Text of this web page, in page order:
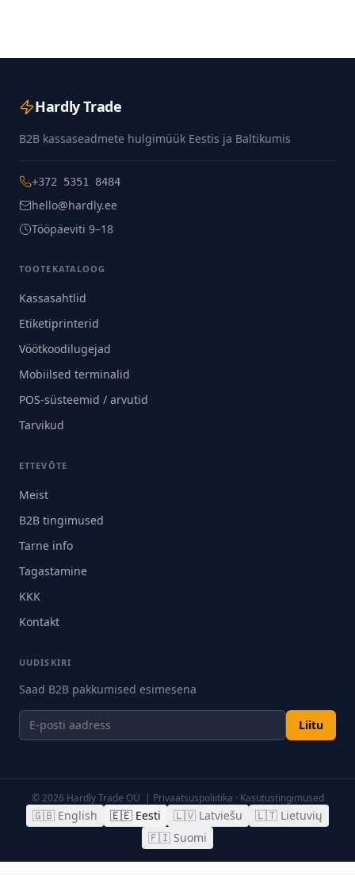
Hardly Trade
B2B kassaseadmete hulgimüük Eestis ja Baltikumis
+372 5351 8484
hello@hardly.ee
Tööpäeviti 9–18
TOOTEKATALOOG
Kassasahtlid
Etiketiprinterid
Vöötkoodilugejad
Mobiilsed terminalid
POS-süsteemid / arvutid
Tarvikud
ETTEVÕTE
Meist
B2B tingimused
Tarne info
Tagastamine
KKK
Kontakt
UUDISKIRI
Saad B2B pakkumised esimesena
Liitu
©2026 Hardly Trade OÜ | Privaatsuspoliitika · Kasutustingimused
🇬🇧 English 🇪🇪 Eesti 🇱🇻 Latviešu 🇱🇹 Lietuvių
🇫🇮 Suomi